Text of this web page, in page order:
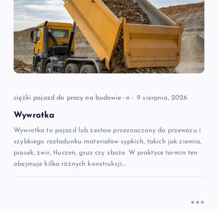
a
w
p
s
u
ciężki pojazd do pracy na budowie n 9 sierpnia, 2026
Wywrotka
Wywrotka to pojazd lub zestaw przeznaczony do przewozu i
szybkiego rozładunku materiałów sypkich, takich jak ziemia,
piasek, żwir, tłuczeń, gruz czy zboże. W praktyce termin ten
obejmuje kilka różnych konstrukcji:…